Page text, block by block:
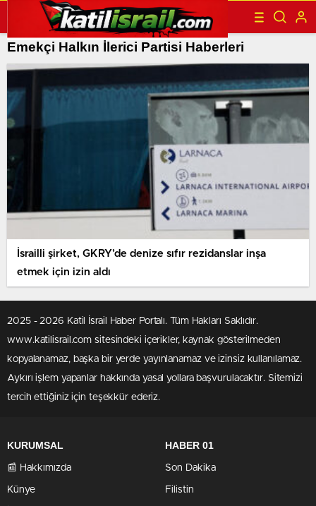
Emekçi Halkın İlerici Partisi Haberleri
İsrailli şirket, GKRY’de denize sıfır rezidanslar inşa
etmek için izin aldı
2025 - 2026 Katil İsrail Haber Portalı. Tüm Hakları Saklıdır.
www.katilisrail.com sitesindeki içerikler, kaynak gösterilmeden
kopyalanamaz, başka bir yerde yayınlanamaz ve izinsiz kullanılamaz.
Aykırı işlem yapanlar hakkında yasal yollara başvurulacaktır. Sitemizi
tercih ettiğiniz için teşekkür ederiz.
KURUMSAL
📰 Hakkımızda
Künye
HABER 01
Son Dakika
Filistin